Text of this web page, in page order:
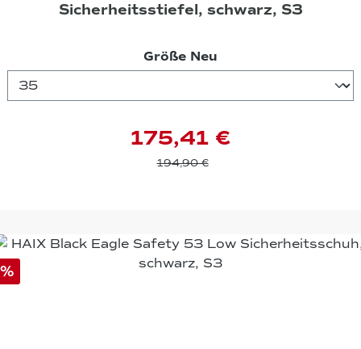
Sicherheitsstiefel, schwarz, S3
Größe Neu
175,41 €
194,90 €
%